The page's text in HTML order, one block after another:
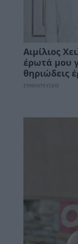
Αιμίλιος
έρωτά μου
θηριώδεις
ΣΥΝΕΝΤΕΥΞΕΙΣ